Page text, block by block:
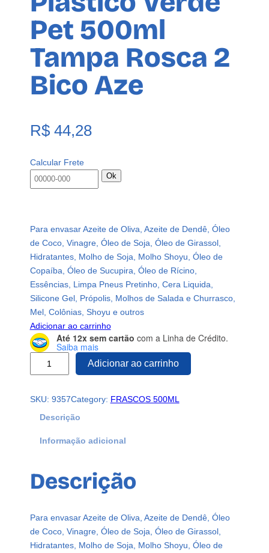
Pet 500ml
Tampa Rosca 2
Bico Aze
R$44,28
Calcular Frete
Ok
Para envasar Azeite de Oliva, Azeite de Dendê, Óleo
de Coco, Vinagre, Óleo de Soja, Óleo de Girassol,
Hidratantes, Molho de Soja, Molho Shoyu, Óleo de
Copaíba, Óleo de Sucupira, Óleo de Rícino,
Essências, Limpa Pneus Pretinho, Cera Liquida,
Silicone Gel, Própolis, Molhos de Salada e Churrasco,
Mel, Colônias, Shoyu e outros
Adicionar ao carrinho
Até 12x sem cartão com a Linha de Crédito.
Saiba mais
2
r
Adicionar ao carrinho
SKU: 9357Category: FRASCOS 500ML
Descrição
Informação adicional
Descrição
Para envasar Azeite de Oliva, Azeite de Dendê, Óleo
de Coco, Vinagre, Óleo de Soja, Óleo de Girassol,
Hidratantes, Molho de Soja, Molho Shoyu, Óleo de